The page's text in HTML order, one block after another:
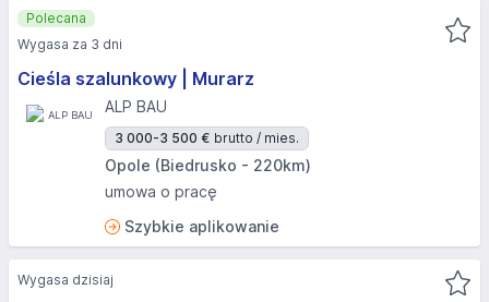
Cieśla szalunkowy | Murarz
ALP BAU
3 000-3 500 € brutto / mies.
Opole (Biedrusko - 220km)
umowa o pracę
Szybkie aplikowanie
Polecana
Wygasa za 3 dni
Wygasa dzisiaj